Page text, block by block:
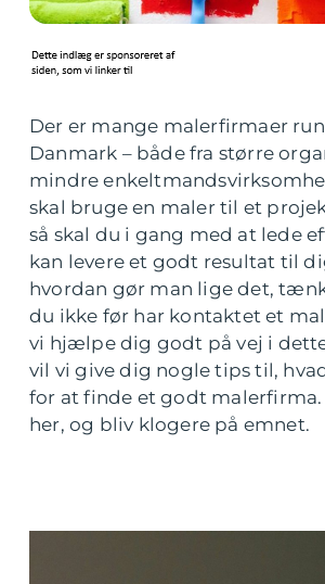
Der er mange malerfirmaer
Danmark – både fra større
mindre
skal bruge en maler til et
så skal du i gang med at lede
kan levere et godt resultat til
hvordan gør man lige det,
du ikke før har kontaktet et
vi hjælpe dig godt på vej i
vil vi give dig nogle tips til,
for at finde et godt malerfirma.
her, og bliv klogere på emnet.